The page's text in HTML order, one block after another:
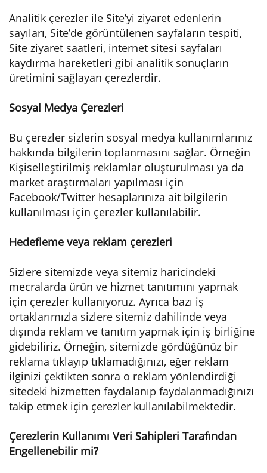
Analitik çerezler ile Site’yi ziyaret edenlerin
sayıları, Site’de görüntülenen sayfaların tespiti,
Site ziyaret saatleri, internet sitesi sayfaları
kaydırma hareketleri gibi analitik sonuçların
üretimini sağlayan çerezlerdir.
Sosyal Medya Çerezleri
Bu çerezler sizlerin sosyal medya kullanımlarınız
hakkında bilgilerin toplanmasını sağlar. Örneğin
Kişiselleştirilmiş reklamlar oluşturulması ya da
market araştırmaları yapılması için
Facebook/Twitter hesaplarınıza ait bilgilerin
kullanılması için çerezler kullanılabilir.
Hedefleme veya reklam çerezleri
Sizlere sitemizde veya sitemiz haricindeki
mecralarda ürün ve hizmet tanıtımını yapmak
için çerezler kullanıyoruz. Ayrıca bazı iş
ortaklarımızla sizlere sitemiz dahilinde veya
dışında reklam ve tanıtım yapmak için iş birliğine
gidebiliriz. Örneğin, sitemizde gördüğünüz bir
reklama tıklayıp tıklamadığınızı, eğer reklam
ilginizi çektikten sonra o reklam yönlendirdiği
sitedeki hizmetten faydalanıp faydalanmadığınızı
takip etmek için çerezler kullanılabilmektedir.
Çerezlerin Kullanımı Veri Sahipleri Tarafından
Engellenebilir mi?